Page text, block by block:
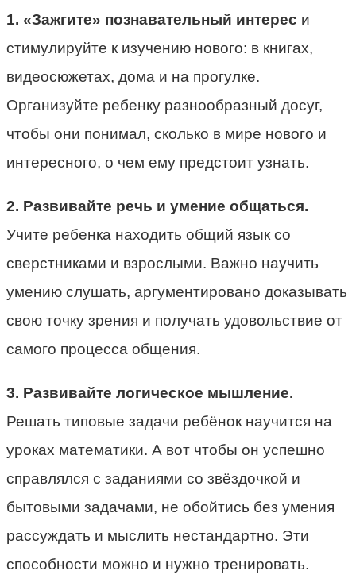
1. «Зажгите» познавательный интерес и
стимулируйте к изучению нового: в книгах,
видеосюжетах, дома и на прогулке.
Организуйте ребенку разнообразный досуг,
чтобы они понимал, сколько в мире нового и
интересного, о чем ему предстоит узнать.
2. Развивайте речь и умение общаться.
Учите ребенка находить общий язык со
сверстниками и взрослыми. Важно научить
умению слушать, аргументировано доказывать
свою точку зрения и получать удовольствие от
самого процесса общения.
3. Развивайте логическое мышление.
Решать типовые задачи ребёнок научится на
уроках математики. А вот чтобы он успешно
справлялся с заданиями со звёздочкой и
бытовыми задачами, не обойтись без умения
рассуждать и мыслить нестандартно. Эти
способности можно и нужно тренировать.